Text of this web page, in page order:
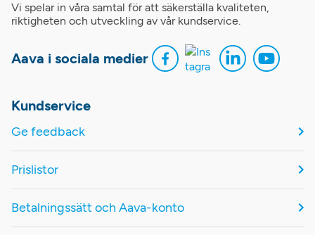
Vi spelar in våra samtal för att säkerställa kvaliteten,
riktigheten och utveckling av vår kundservice.
Aava i sociala medier
Kundservice
Ge feedback
Prislistor
Betalningssätt och Aava-konto